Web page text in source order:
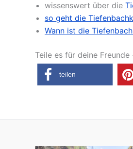
wissenswert über die
so geht die
Wann ist die
Teile es für deine
teilen